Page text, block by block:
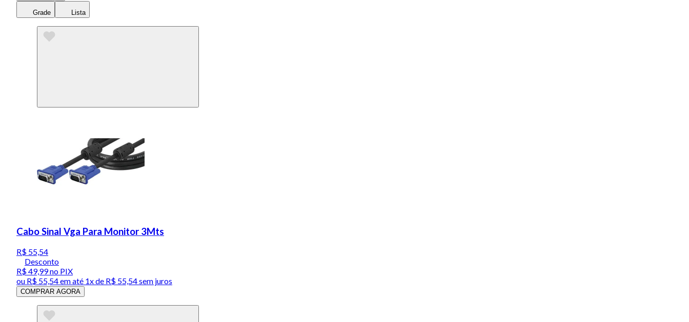
Grade Lista
Cabo Sinal Vga Para Monitor 3Mts
R$ 55,54
Desconto
R$ 49,99no PIX
ou R$ 55,54em até 1x de R$ 55,54sem juros
COMPRAR AGORA